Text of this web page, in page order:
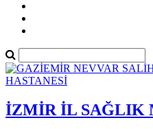
İZMİR İL SAĞLIK